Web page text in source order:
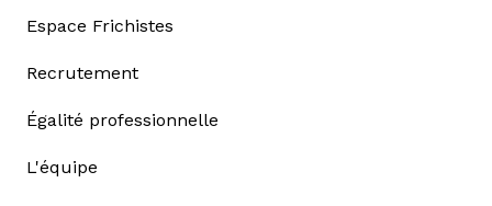
Espace Frichistes
Recrutement
Égalité professionnelle
L'équipe